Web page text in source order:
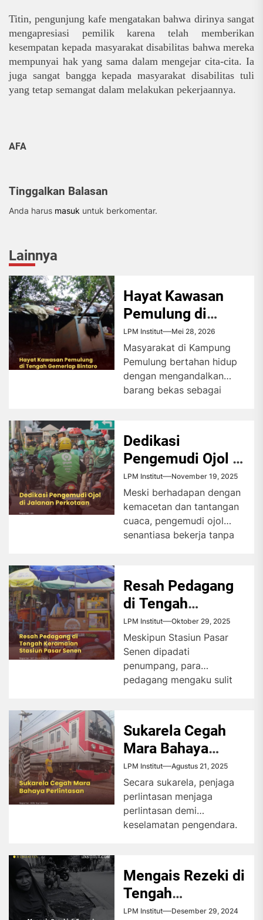
Titin, pengunjung kafe mengatakan bahwa dirinya sangat
mengapresiasi pemilik karena telah memberikan
kesempatan kepada masyarakat disabilitas bahwa mereka
mempunyai hak yang sama dalam mengejar cita-cita. Ia
juga sangat bangga kepada masyarakat disabilitas tuli
yang tetap semangat dalam melakukan pekerjaannya.
AFA
Tinggalkan Balasan
Anda harus masuk untuk berkomentar.
Lainnya
Hayat Kawasan
Pemulung di
Tengah Gemerlap
Bintaro
LPM Institut Mei 28, 2026
Masyarakat di Kampung
Pemulung bertahan hidup
dengan mengandalkan
barang bekas sebagai
dan biaya hidup...
Dedikasi
Pengemudi Ojol di
Jalanan
Perkotaan
LPM Institut November 19, 2025
Meski berhadapan dengan
kemacetan dan tantangan
cuaca, pengemudi ojol
senantiasa bekerja tanpa
mereka untuk menafkahi...
Resah Pedagang
di Tengah
Keramaian
Stasiun Pasar
Senen
LPM Institut Oktober 29, 2025
Meskipun Stasiun Pasar
Senen dipadati
penumpang, para
pedagang mengaku sulit
Satpol PP masih menjadi
kekhawatiran...
Sukarela Cegah
Mara Bahaya
Perlintasan
LPM Institut Agustus 21, 2025
Secara sukarela, penjaga
perlintasan menjaga
perlintasan demi
keselamatan pengendara.
tinggi dan tantangan
sosial...
Mengais Rezeki di
Tengah
Keterbatasan
LPM Institut Desember 29, 2024